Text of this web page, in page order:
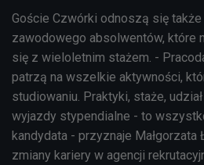
Goście Czwórki odnoszą się
zawodowego absolwentów, które
się z wieloletnim stażem. -
patrzą na wszelkie aktywności,
studiowaniu. Praktyki, staże,
wyjazdy stypendialne - to
kandydata - przyznaje Małgorzata
zmiany kariery w agencji